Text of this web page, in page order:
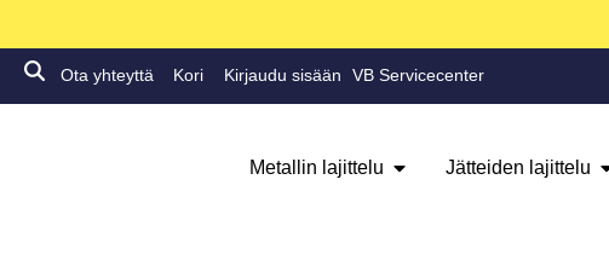
Ota yhteyttä Kori Kirjaudu sisään VB Servicecenter
Metallin lajittelu Jätteiden lajittelu